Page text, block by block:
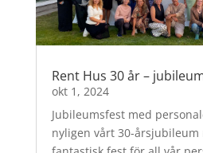
Rent Hus 30 år –
okt 1, 2024
Jubileumsfest med
nyligen vårt 30-årsjubileum